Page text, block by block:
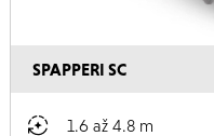
SPAPPERI SC
1.6 až 4.8 m